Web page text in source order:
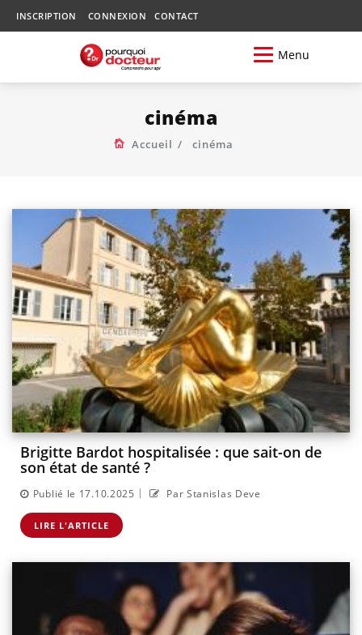
INSCRIPTION CONNEXION CONTACT
Menu
cinéma
Accueil cinéma
Brigitte Bardot hospitalisée : que sait-on de
son état de santé ?
Publié le 17.10.2025 | Par Stanislas Deve
LIRE L'ARTICLE